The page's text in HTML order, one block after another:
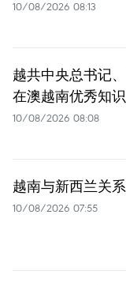
10/08/2026 08:13
越共中央总书记
在澳越南优秀知
10/08/2026 08:08
越南与新西兰关
10/08/2026 07:55